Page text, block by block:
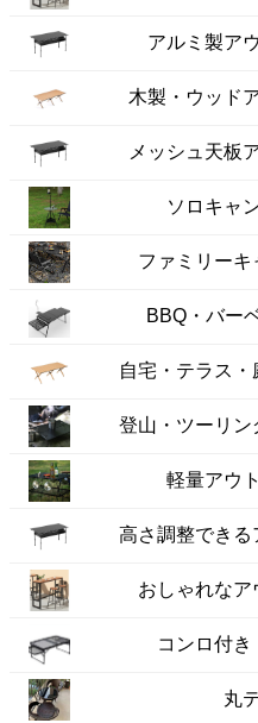
アルミ製ア
木製・ウッド
メッシュ天板
ソロキャ
ファミリー
BBQ・バー
自宅・テラス
登山・ツーリン
軽量アウ
高さ調整でき
おしゃれな
コンロ付
丸